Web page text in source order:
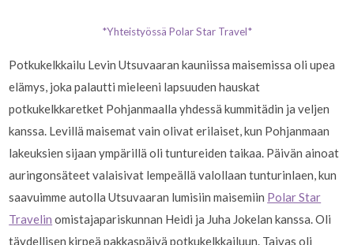
*Yhteistyössä Polar Star Travel*
Potkukelkkailu Levin Utsuvaaran kauniissa maisemissa oli upea
elämys, joka palautti mieleeni lapsuuden hauskat
potkukelkkaretket Pohjanmaalla yhdessä kummitädin ja veljen
kanssa. Levillä maisemat vain olivat erilaiset, kun Pohjanmaan
lakeuksien sijaan ympärillä oli tuntureiden taikaa. Päivän ainoat
auringonsäteet valaisivat lempeällä valollaan tunturinlaen, kun
saavuimme autolla Utsuvaaran lumisiin maisemiin Polar Star
Travelin omistajapariskunnan Heidi ja Juha Jokelan kanssa. Oli
täydellisen kirpeä pakkaspäivä potkukelkkailuun. Taivas oli